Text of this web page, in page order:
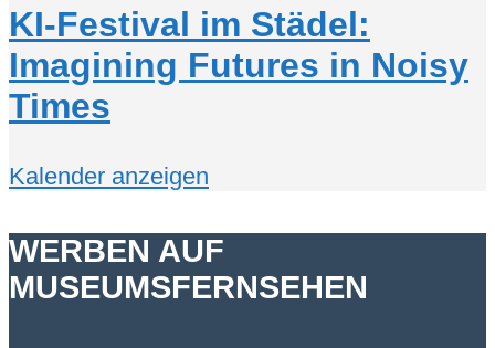
KI-Festival im Städel:
Imagining Futures in Noisy
Times
Kalender anzeigen
WERBEN AUF
MUSEUMSFERNSEHEN